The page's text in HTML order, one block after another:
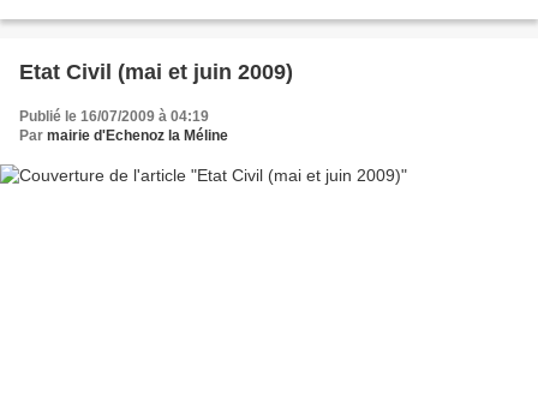
Etat Civil (mai et juin 2009)
Publié le 16/07/2009 à 04:19
Par mairie d'Echenoz la Méline